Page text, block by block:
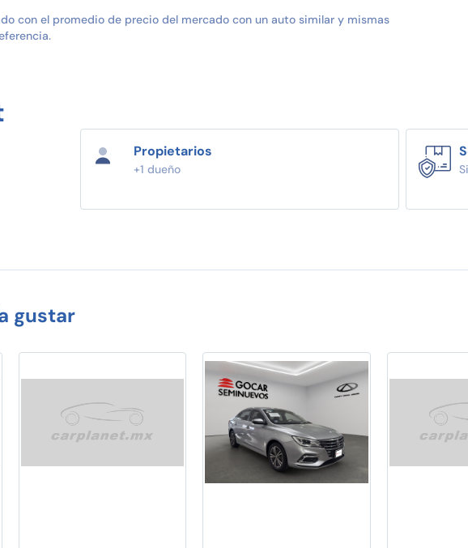
con el promedio de precio del mercado con un auto similar y mismas
Propietarios
+1 dueño Si
gustar